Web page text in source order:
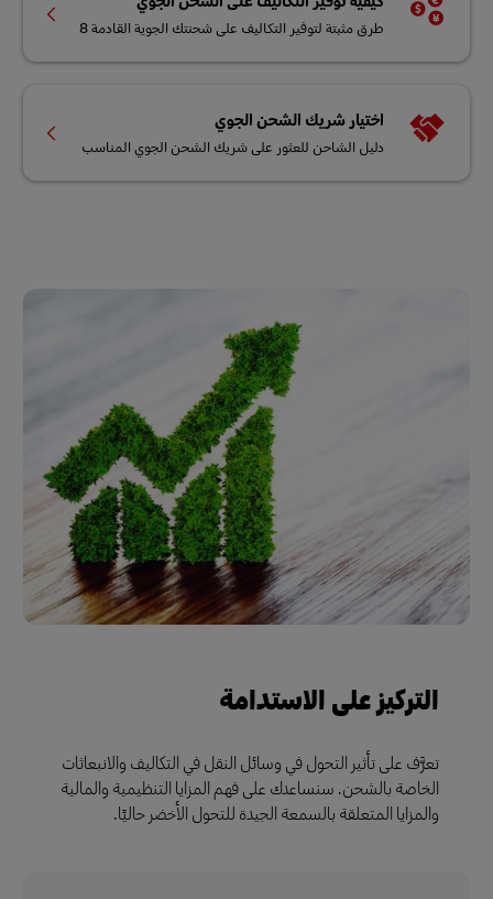
طرق مثبتة لتوفير التكاليف على شحنتك الجوية القادمة 8
اختيار شريك الشحن الجوي
دليل الشاحن للعثور على شريك الشحن الجوي المناسب
التركيز على الاستدامة
تعرَّف على تأثير التحول في وسائل النقل في التكاليف والانبعاثات
الخاصة بالشحن. سنساعدك على فهم المزايا التنظيمية والمالية
والمزايا المتعلقة بالسمعة الجيدة للتحول الأخضر حاليًا.